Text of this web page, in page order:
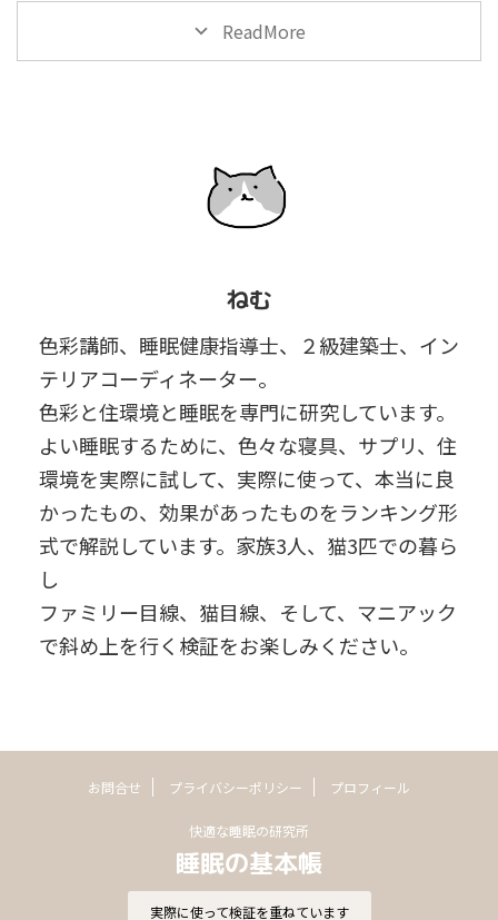
ReadMore
ねむ
色彩講師、睡眠健康指導士、２級建築士、イン
テリアコーディネーター。
色彩と住環境と睡眠を専門に研究しています。
よい睡眠するために、色々な寝具、サプリ、住
環境を実際に試して、実際に使って、本当に良
かったもの、効果があったものをランキング形
式で解説しています。家族3人、猫3匹での暮ら
し
ファミリー目線、猫目線、そして、マニアック
で斜め上を行く検証をお楽しみください。
お問合せ プライバシーポリシー プロフィール
快適な睡眠の研究所
睡眠の基本帳
実際に使って検証を重ねています